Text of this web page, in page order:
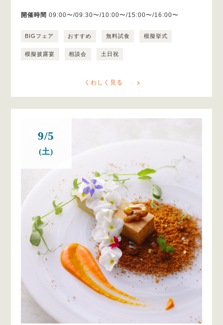
開催時間 09:00〜/09:30〜/10:00〜/15:00〜/16:00〜
BIGフェア おすすめ 無料試食 模擬挙式
模擬披露宴 相談会 土日祝
くわしく見る
9/5
(土)